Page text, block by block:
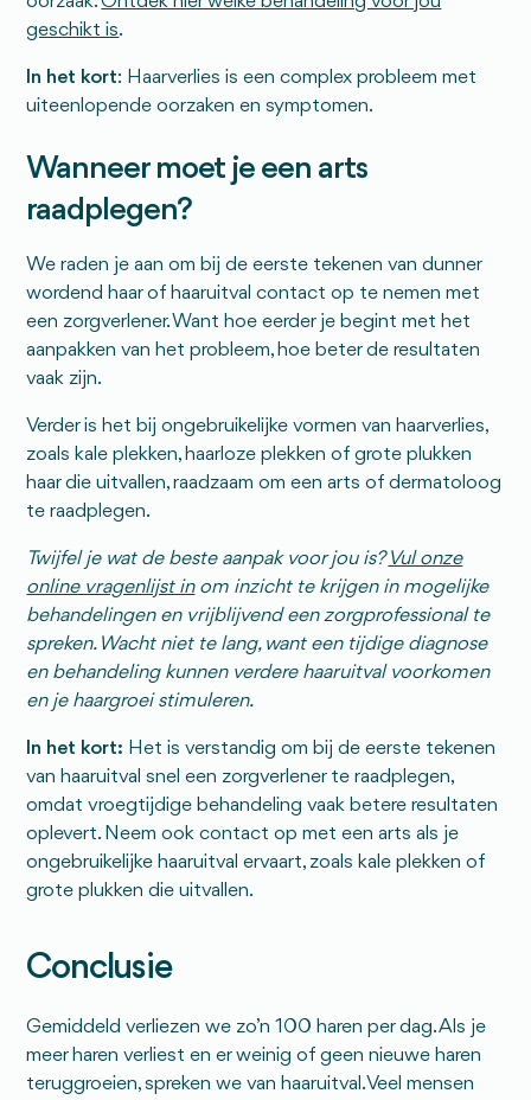
geschikt is.
In het kort: Haarverlies is een complex probleem met
uiteenlopende oorzaken en symptomen.
Wanneer moet je een arts
raadplegen?
We raden je aan om bij de eerste tekenen van dunner
wordend haar of haaruitval contact op te nemen met
een zorgverlener. Want hoe eerder je begint met het
aanpakken van het probleem, hoe beter de resultaten
vaak zijn.
Verder is het bij ongebruikelijke vormen van haarverlies,
zoals kale plekken, haarloze plekken of grote plukken
haar die uitvallen, raadzaam om een arts of dermatoloog
te raadplegen.
Twijfel je wat de beste aanpak voor jou is?Vul onze
online vragenlijst inom inzicht te krijgen in mogelijke
behandelingen en vrijblijvend een zorgprofessional te
spreken. Wacht niet te lang, want een tijdige diagnose
en behandeling kunnen verdere haaruitval voorkomen
en je haargroei stimuleren.
In het kort: Het is verstandig om bij de eerste tekenen
van haaruitval snel een zorgverlener te raadplegen,
omdat vroegtijdige behandeling vaak betere resultaten
oplevert. Neem ook contact op met een arts als je
ongebruikelijke haaruitval ervaart, zoals kale plekken of
grote plukken die uitvallen.
Conclusie
Gemiddeld verliezen we zo’n 100 haren per dag. Als je
meer haren verliest en er weinig of geen nieuwe haren
teruggroeien, spreken we van haaruitval. Veel mensen